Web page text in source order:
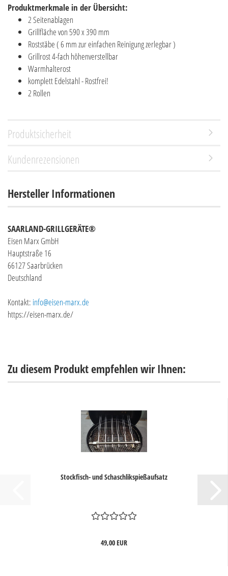
Produktmerkmale in der Übersicht:
2 Seitenablagen
Grillfläche von 590 x 390 mm
Roststäbe ( 6 mm zur einfachen Reinigung zerlegbar )
Grillrost 4-fach höhenverstellbar
Warmhalterost
komplett Edelstahl - Rostfrei!
2 Rollen
Produktsicherheit
Kundenrezensionen
Hersteller Informationen
SAARLAND-GRILLGERÄTE®
Eisen Marx GmbH
Hauptstraße 16
66127 Saarbrücken
Deutschland
Kontakt: info@eisen-marx.de
https://eisen-marx.de/
Zu diesem Produkt empfehlen wir Ihnen:
Stockfisch- und Schaschlikspießaufsatz
49,00 EUR